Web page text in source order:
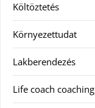
Költöztetés
Környezettudat
Lakberendezés
Life coach coaching